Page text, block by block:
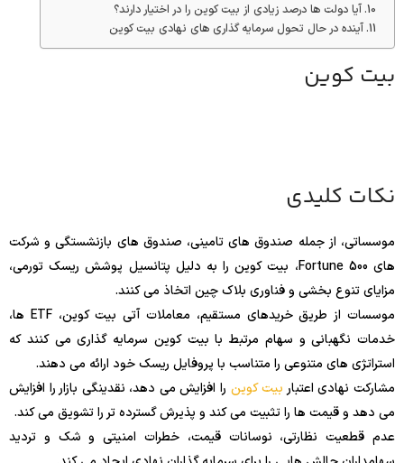
آیا دولت ها درصد زیادی از بیت کوین را در اختیار دارند؟
آینده در حال تحول سرمایه گذاری های نهادی بیت کوین
بیت کوین
نکات کلیدی
موسساتی، از جمله صندوق های تامینی، صندوق های بازنشستگی و شرکت
های Fortune 500، بیت کوین را به دلیل پتانسیل پوشش ریسک تورمی،
مزایای تنوع بخشی و فناوری بلاک چین اتخاذ می کنند.
موسسات از طریق خریدهای مستقیم، معاملات آتی بیت کوین، ETF ها،
خدمات نگهبانی و سهام مرتبط با بیت کوین سرمایه گذاری می کنند که
استراتژی های متنوعی را متناسب با پروفایل ریسک خود ارائه می دهند.
مشارکت نهادی اعتبار بیت کوین را افزایش می دهد، نقدینگی بازار را افزایش
می دهد و قیمت ها را تثبیت می کند و پذیرش گسترده تر را تشویق می کند.
عدم قطعیت نظارتی، نوسانات قیمت، خطرات امنیتی و شک و تردید